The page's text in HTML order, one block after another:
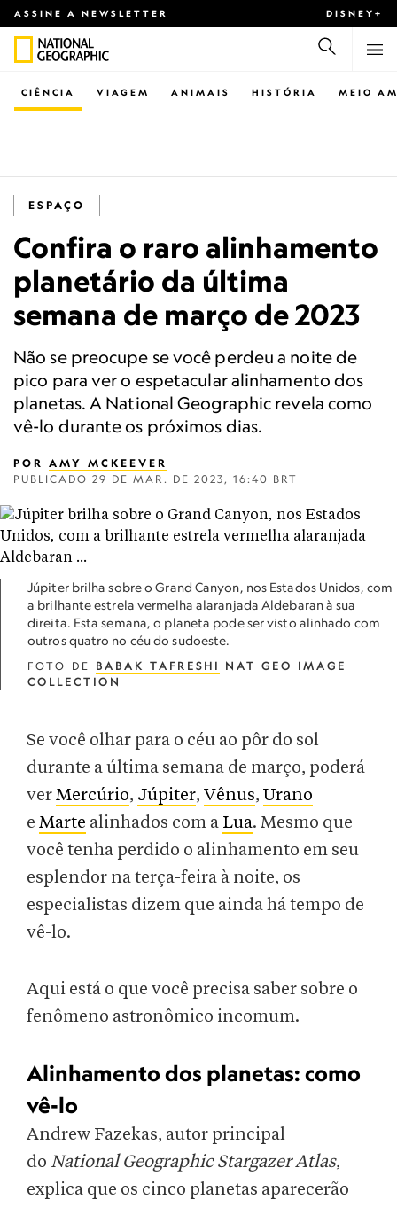
ASSINE A NEWSLETTER DISNEY+
CIÊNCIA VIAGEM ANIMAIS HISTÓRIA MEIO
ESPAÇO
Confira o raro alinhamento
planetário da última
semana de março de 2023
Não se preocupe se você perdeu a noite de
pico para ver o espetacular alinhamento dos
planetas. A National Geographic revela como
vê-lo durante os próximos dias.
POR AMY MCKEEVER
PUBLICADO 29 DE MAR. DE 2023, 16:40 BRT
Júpiter brilha sobre o Grand Canyon, nos Estados Unidos, com
a brilhante estrela vermelha alaranjada Aldebaran à sua
direita. Esta semana, o planeta pode ser visto alinhado com
outros quatro no céu do sudoeste.
FOTO DE BABAK TAFRESHI
NAT GEO IMAGE
COLLECTION
Se você olhar para o céu ao pôr do sol
durante a última semana de março, poderá
verMercúrio, Júpiter, Vênus, Urano
e Marte alinhados com a Lua. Mesmo que
você tenha perdido o alinhamento em seu
esplendor na terça-feira à noite, os
especialistas dizem que ainda há tempo de
vê-lo.
Aqui está o que você precisa saber sobre o
fenômeno astronômico incomum.
Alinhamento dos planetas: como
vê-lo
Andrew Fazekas, autor principal
do National Geographic Stargazer Atlas,
explica que os cinco planetas aparecerão